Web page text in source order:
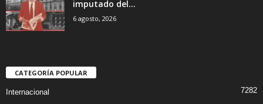
imputado del...
6 agosto, 2026
CATEGORÍA POPULAR
Internacional
7282